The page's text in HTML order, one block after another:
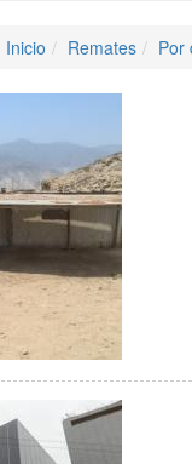
Inicio Remates Por